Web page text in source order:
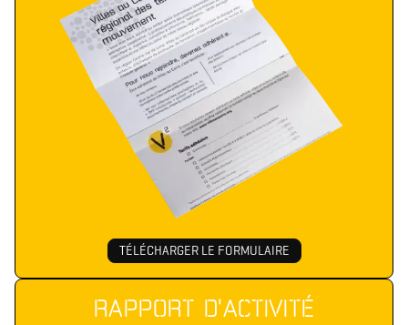
TÉLÉCHARGER LE FORMULAIRE
RAPPORT D'ACTIVITÉ